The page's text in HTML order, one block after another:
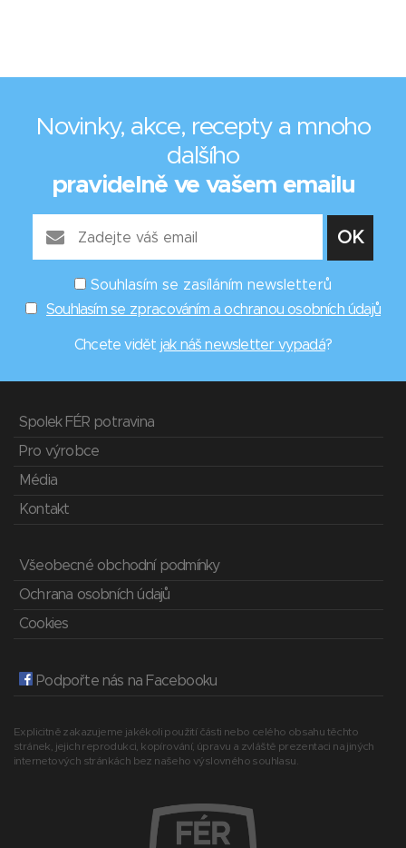
Novinky, akce, recepty a mnoho
dalšího
pravidelně ve vašem emailu
Souhlasím se zasíláním newsletterů
Souhlasím se zpracováním a ochranou osobních údajů
Chcete vidět jak náš newsletter vypadá?
Spolek FÉR potravina
Pro výrobce
Média
Kontakt
Všeobecné obchodní podmínky
Ochrana osobních údajů
Cookies
Podpořte nás na Facebooku
Explicitně zakazujeme jakékoli použití části nebo celého obsahu těchto
stránek, jejich reprodukci, kopírování, úpravu a zvláště prezentaci na jiných
internetových stránkách bez našeho výslovného souhlasu.